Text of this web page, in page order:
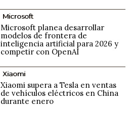
Microsoft
Microsoft planea desarrollar
modelos de frontera de
inteligencia artificial para 2026 y
competir con OpenAI
Xiaomi
Xiaomi supera a Tesla en ventas
de vehículos eléctricos en China
durante enero